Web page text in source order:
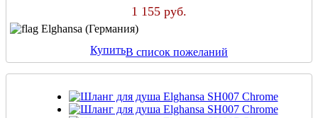
1 155 руб.
Elghansa (Германия)
КупитьВ список пожеланий